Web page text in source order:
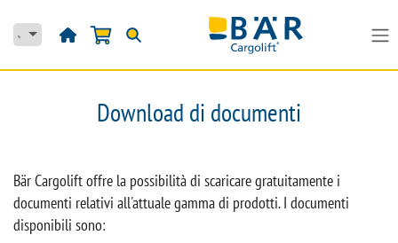
Download di documenti
Bär Cargolift offre la possibilità di scaricare gratuitamente i
documenti relativi all'attuale gamma di prodotti. I documenti
disponibili sono: